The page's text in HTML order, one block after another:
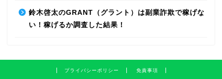
鈴木啓太のGRANT（グラント）は副業詐欺で稼げな
い！稼げるか調査した結果！
プライバシーポリシー 免責事項